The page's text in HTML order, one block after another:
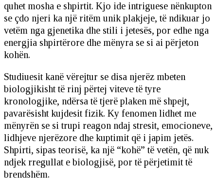
quhet mosha e shpirtit. Kjo ide intriguese nënkupton
se çdo njeri ka një ritëm unik plakjeje, të ndikuar jo
vetëm nga gjenetika dhe stili i jetesës, por edhe nga
energjia shpirtërore dhe mënyra se si ai përjeton
kohën.
Studiuesit kanë vërejtur se disa njerëz mbeten
biologjikisht të rinj përtej viteve të tyre
kronologjike, ndërsa të tjerë plaken më shpejt,
pavarësisht kujdesit fizik. Ky fenomen lidhet me
mënyrën se si trupi reagon ndaj stresit, emocioneve,
lidhjeve njerëzore dhe kuptimit që i japim jetës.
Shpirti, sipas teorisë, ka një “kohë” të vetën, që nuk
ndjek rregullat e biologjisë, por të përjetimit të
brendshëm.